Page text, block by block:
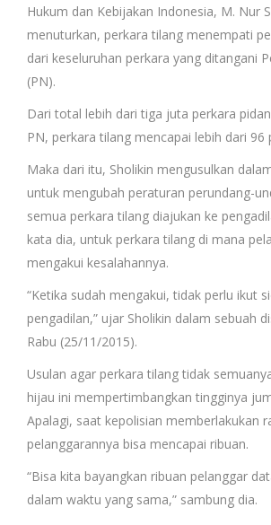
Hukum dan Kebijakan Indonesia, M. Nur
menuturkan, perkara tilang menempati
dari keseluruhan perkara yang ditangani
(PN).
Dari total lebih dari tiga juta perkara
PN, perkara tilang mencapai lebih dari 96
Maka dari itu, Sholikin mengusulkan
untuk mengubah peraturan perundang-
semua perkara tilang diajukan ke
kata dia, untuk perkara tilang di mana
mengakui kesalahannya.
“Ketika sudah mengakui, tidak perlu ikut
pengadilan,” ujar Sholikin dalam sebuah
Rabu (25/11/2015).
Usulan agar perkara tilang tidak
hijau ini mempertimbangkan tingginya
Apalagi, saat kepolisian memberlakukan
pelanggarannya bisa mencapai ribuan.
“Bisa kita bayangkan ribuan pelanggar
dalam waktu yang sama,” sambung dia.